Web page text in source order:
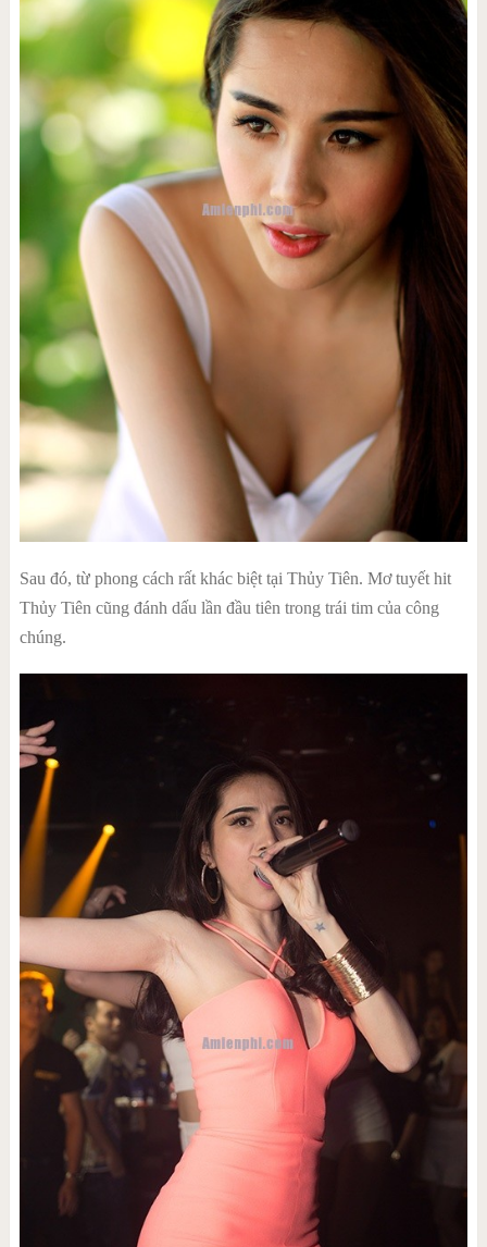
Sau đó, từ phong cách rất khác biệt tại Thủy Tiên. Mơ tuyết hit
Thủy Tiên cũng đánh dấu lần đầu tiên trong trái tim của công
chúng.